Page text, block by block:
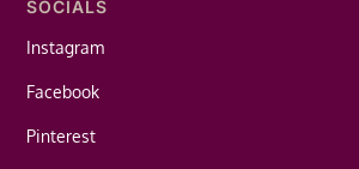
SOCIALS
Instagram
Facebook
Pinterest